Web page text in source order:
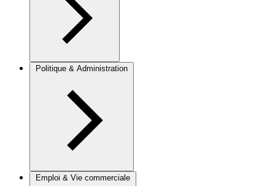
Politique & Administration
Emploi & Vie commerciale